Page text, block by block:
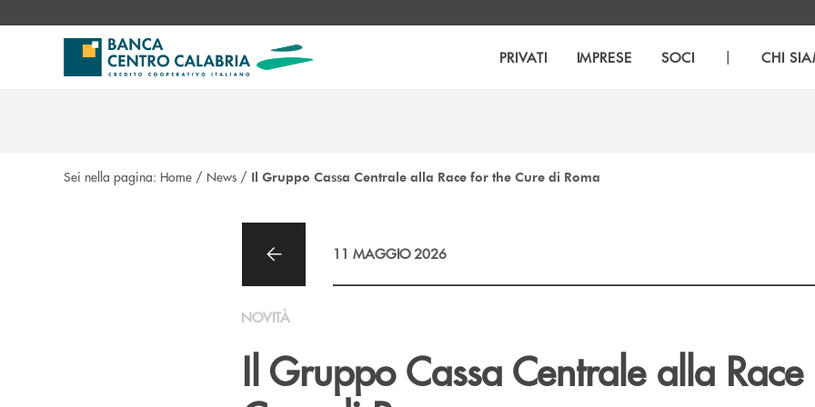
PRIVATI IMPRESE SOCI | CHI
Sei nella pagina: Home / News / Il Gruppo Cassa Centrale alla Race for the Cure di Roma
11 MAGGIO 2026
NOVITÀ
Il Gruppo Cassa Centrale alla